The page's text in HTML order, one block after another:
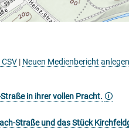
| Neuen Medienbericht anlegen
in ihrer vollen Pracht. 🛈
Straße und das Stück